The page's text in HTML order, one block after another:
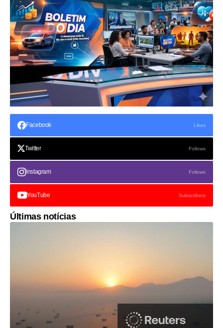
Facebook Likes
Twitter Follows
Instagram Follows
YouTube Subscribers
Últimas notícias